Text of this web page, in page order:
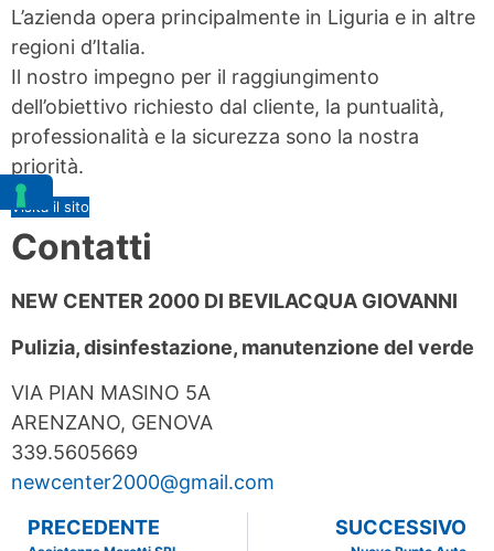
L’azienda opera principalmente in Liguria e in altre
regioni d’Italia.
Il nostro impegno per il raggiungimento
dell’obiettivo richiesto dal cliente, la puntualità,
professionalità e la sicurezza sono la nostra
priorità.
Visita il sito
Contatti
NEW CENTER 2000 DI BEVILACQUA GIOVANNI
Pulizia, disinfestazione, manutenzione del verde
VIA PIAN MASINO 5A
ARENZANO, GENOVA
339.5605669
newcenter2000@gmail.com
PRECEDENTE
SUCCESSIVO